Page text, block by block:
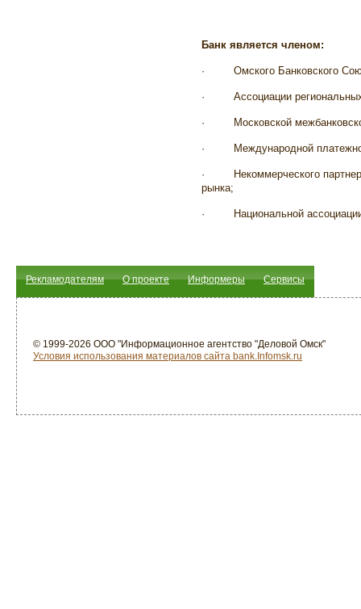
Банк является членом:
· Омского Банковского
· Ассоциации
· Московской
· Международной
·
Некоммерческого
рынка;
· Национальной
Рекламодателям О проекте Информеры Сервисы
© 1999-2026 ООО "Информационное агентство "Деловой Омск"
Условия использования материалов сайта bank.Infomsk.ru